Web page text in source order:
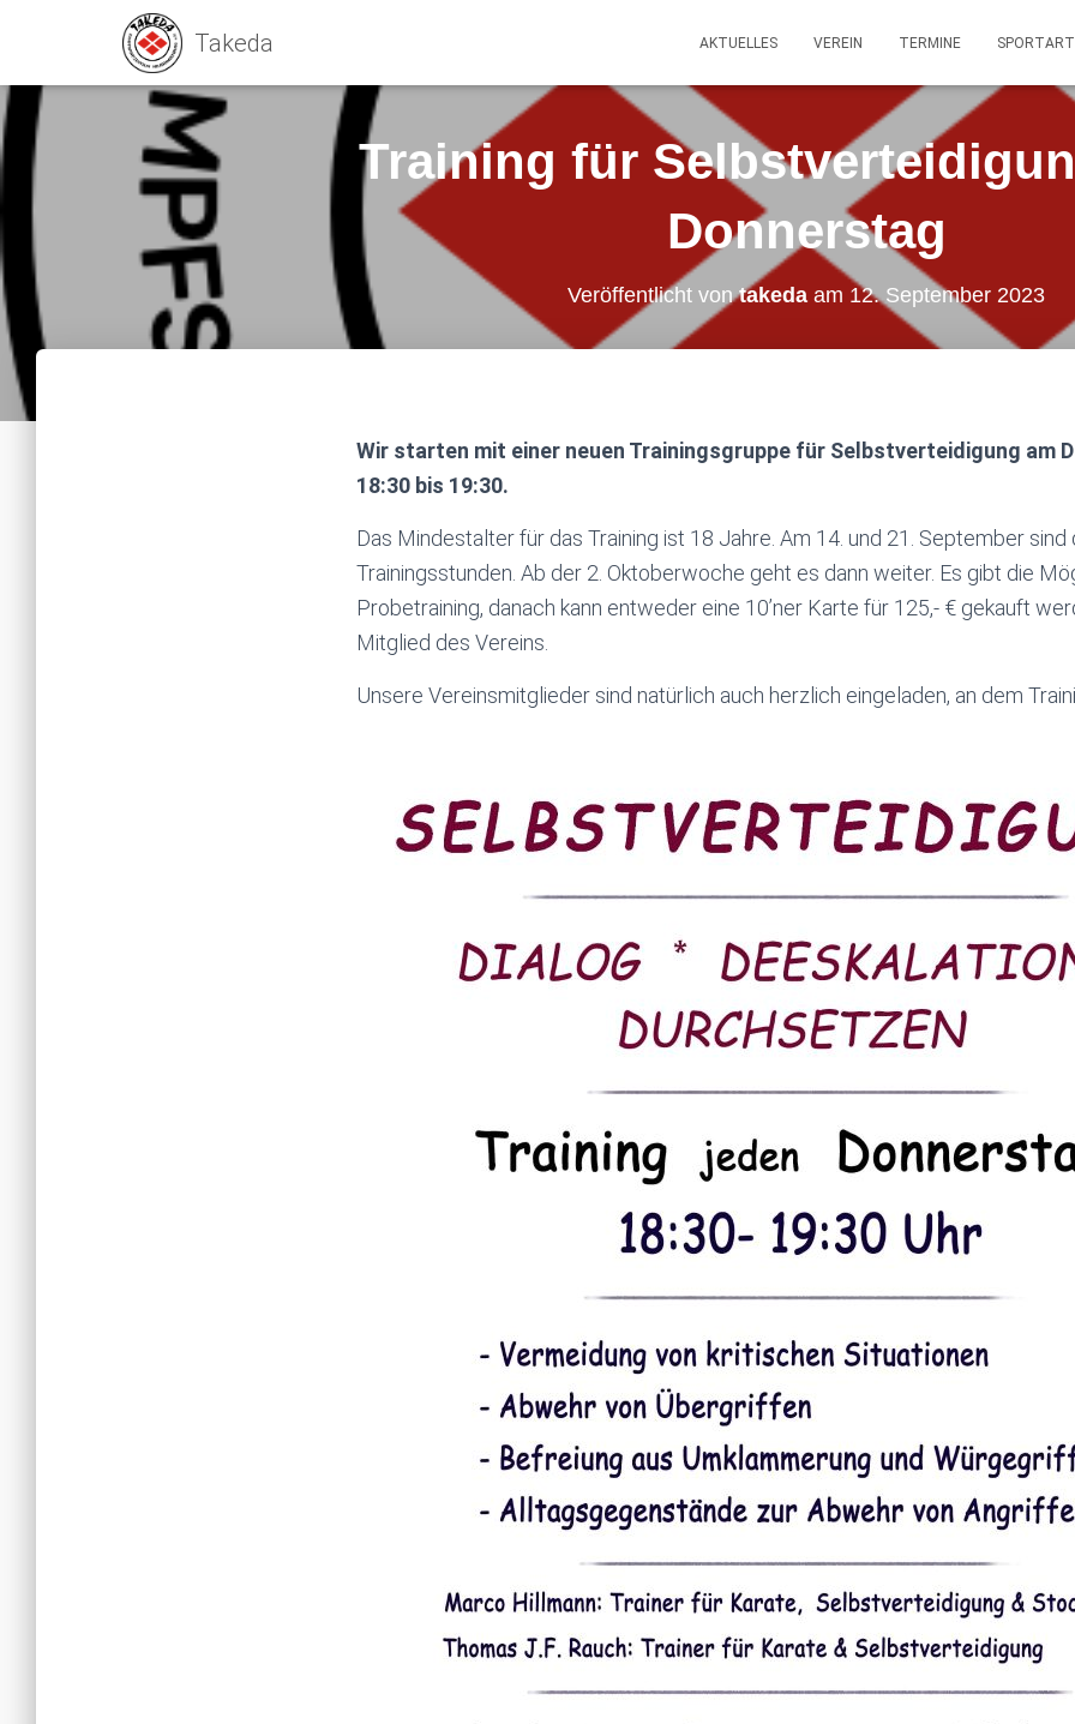
AKTUELLES VEREIN TERMINE
Training für
Donnerstag
Veröffentlicht vontakeda am 12. September 2023
Wir starten mit einer neuen Trainingsgruppe für Selbstverteidigung am
18:30 bis 19:30.
Das Mindestalter für das Training ist 18 Jahre. Am 14. und 21. September sind
Trainingsstunden. Ab der 2. Oktoberwoche geht es dann weiter. Es gibt die
Probetraining, danach kann entweder eine 10’ner Karte für 125,- € gekauft
Mitglied des Vereins.
Unsere Vereinsmitglieder sind natürlich auch herzlich eingeladen, an dem